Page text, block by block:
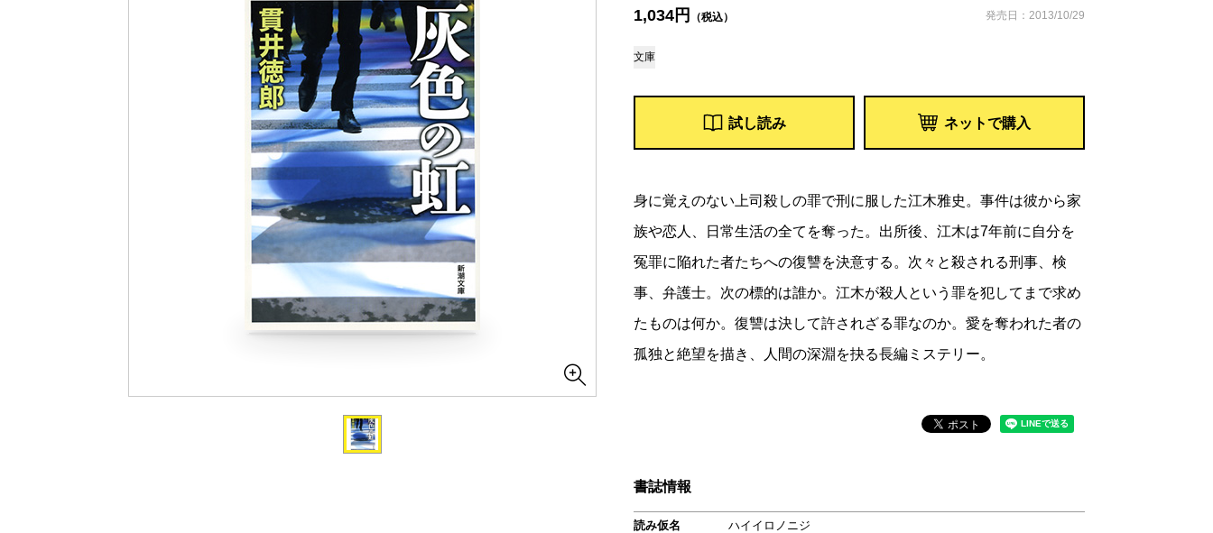
1,034円 （税込） 発売日：2013/10/29
文庫
試し読み ネットで購入
身に覚えのない上司殺しの罪で刑に服した江木雅史。事件は彼から家
族や恋人、日常生活の全てを奪った。出所後、江木は7年前に自分を
冤罪に陥れた者たちへの復讐を決意する。次々と殺される刑事、検
事、弁護士。次の標的は誰か。江木が殺人という罪を犯してまで求め
たものは何か。復讐は決して許されざる罪なのか。愛を奪われた者の
孤独と絶望を描き、人間の深淵を抉る長編ミステリー。
書誌情報
読み仮名
ハイイロノニジ